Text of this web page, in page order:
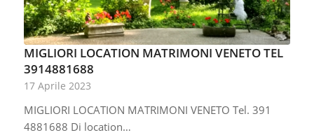
MIGLIORI LOCATION MATRIMONI VENETO TEL
3914881688
17 Aprile 2023
MIGLIORI LOCATION MATRIMONI VENETO Tel. 391
4881688 Di location…